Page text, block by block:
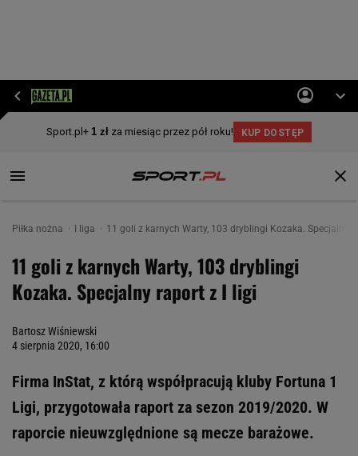
Piłka nożna I liga 11 goli z karnych Warty, 103 dryblingi Kozaka. Specjalny
11 goli z karnych Warty, 103 dryblingi
Kozaka. Specjalny raport z I ligi
Bartosz Wiśniewski
4 sierpnia 2020, 16:00
Firma InStat, z którą współpracują kluby Fortuna 1
Ligi, przygotowała raport za sezon 2019/2020. W
raporcie nieuwzględnione są mecze barażowe.